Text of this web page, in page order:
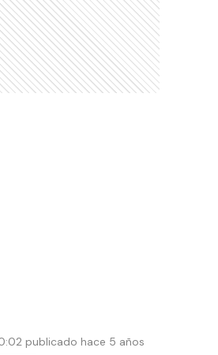
publicado hace 5 años